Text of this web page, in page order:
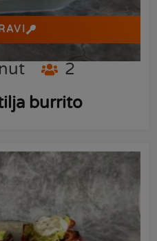
2
burrito